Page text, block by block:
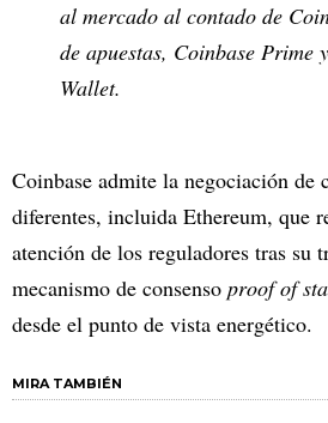
al mercado al contado de
de apuestas, Coinbase Prime
Wallet.
Coinbase admite la negociación de
diferentes, incluida Ethereum, que
atención de los reguladores tras su
mecanismo de consenso proof of
desde el punto de vista energético.
MIRA TAMBIÉN